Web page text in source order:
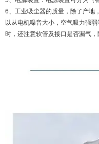
6、工业吸尘器的质量，除了产地
以从电机噪音大小，空气吸力强
时，还注意软管及接口是否漏气